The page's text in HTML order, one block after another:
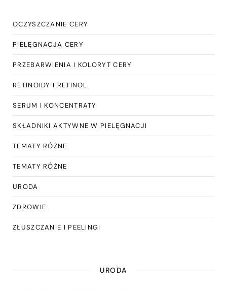
OCZYSZCZANIE CERY
PIELĘGNACJA CERY
PRZEBARWIENIA I KOLORYT CERY
RETINOIDY I RETINOL
SERUM I KONCENTRATY
SKŁADNIKI AKTYWNE W PIELĘGNACJI
TEMATY RÓŻNE
TEMATY RÓŻNE
URODA
ZDROWIE
ZŁUSZCZANIE I PEELINGI
URODA